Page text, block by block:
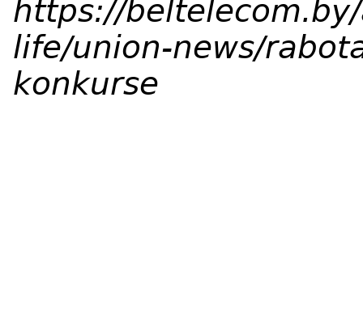
https://
life/union-news/
konkurse